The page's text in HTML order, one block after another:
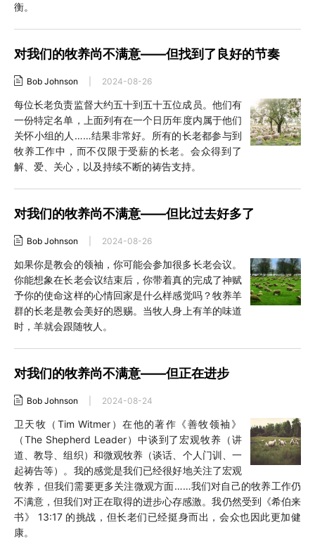
衡。
对我们的牧养尚不满意——但找到了良好的节奏
Bob Johnson 2024-08-26
每位长老负责监督大约五十到五十五位成员。他们有
一份特定名单，上面列有在一个日历年度内属于他们
关怀小组的人……结果非常好。所有的长老都参与到
牧养工作中，而不仅限于受薪的长老。会众得到了
解、爱、关心，以及持续不断的祷告支持。
对我们的牧养尚不满意——但比过去好多了
Bob Johnson 2024-08-26
如果你是教会的领袖，你可能会参加很多长老会议。
你能想象在长老会议结束后，你带着真的完成了神赋
予你的使命这样的心情回家是什么样感觉吗？牧养羊
群的长老是教会美好的恩赐。当牧人身上有羊的味道
时，羊就会跟随牧人。
对我们的牧养尚不满意——但正在进步
Bob Johnson 2024-08-24
卫天牧（Tim Witmer）在他的著作《善牧领袖》
（The Shepherd Leader）中谈到了宏观牧养（讲
道、教导、组织）和微观牧养（谈话、个人门训、一
起祷告等）。我的感觉是我们已经很好地关注了宏观
牧养，但我们需要更多关注微观方面……我们对自己的牧养工作仍
不满意，但我们对正在取得的进步心存感激。我仍然受到《希伯来
书》 13:17 的挑战，但长老们已经挺身而出，会众也因此更加健
康。